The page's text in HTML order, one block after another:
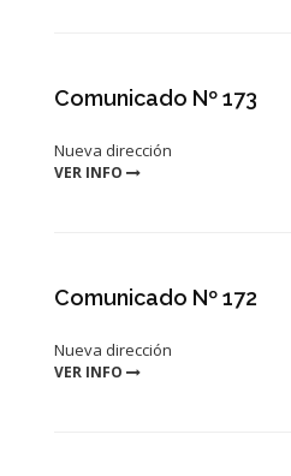
Comunicado Nº 173
Nueva dirección
VER INFO
Comunicado Nº 172
Nueva dirección
VER INFO